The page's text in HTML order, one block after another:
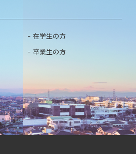
在学生の方
卒業生の方